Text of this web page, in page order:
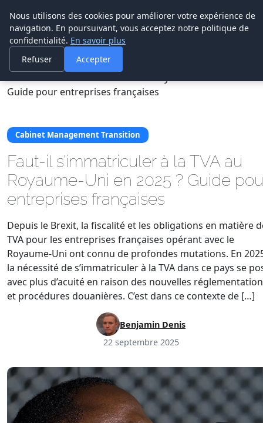
Cabinet De
Management De
Transition
Accueil Cabinet Management Transition
Guide pour entreprises françaises
Cabinet Management Transition
Faut-il s’immatriculer à la TVA au
Royaume-Uni en 2025 ? Guide
entreprises françaises
Depuis le Brexit, la fiscalité et les obligations en matière
TVA pour les entreprises françaises opérant avec le
Royaume-Uni ont connu de profondes mutations. En
la nécessité de s’immatriculer à la TVA dans ce pays se
avec plus d’acuité en raison des nouvelles
et procédures douanières. C’est dans ce contexte de […]
Benjamin Denis
22 septembre 2025
Nous utilisons des cookies pour améliorer votre expérience de
navigation. En poursuivant, vous acceptez notre politique de
confidentialité. En savoir plus
Refuser
Accepter